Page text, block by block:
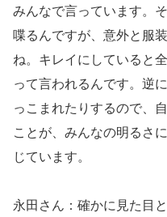
みんなで言っています。
喋るんですが、意外と服
ね。キレイにしていると
って言われるんです。逆
っこまれたりするので、
ことが、みんなの明るさ
じています。
永田さん：確かに見た目